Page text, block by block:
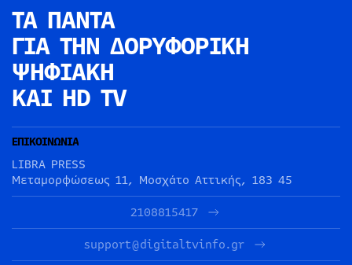
ΤΑ ΠΑΝΤΑ
ΓΙΑ ΤΗΝ ΔΟΡΥΦΟΡΙΚΗ
ΨΗΦΙΑΚΗ
ΚΑΙ HD TV
ΕΠΙΚΟΙΝΩΝΙΑ
LIBRA PRESS
Μεταμορφώσεως 11, Μοσχάτο Αττικής, 183 45
2108815417
support@digitaltvinfo.gr